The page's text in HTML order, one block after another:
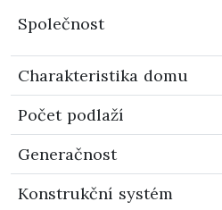
Společnost
Charakteristika domu
Počet podlaží
Generačnost
Konstrukční systém